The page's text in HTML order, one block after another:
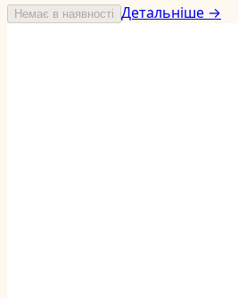
Немає в наявності Детальніше →